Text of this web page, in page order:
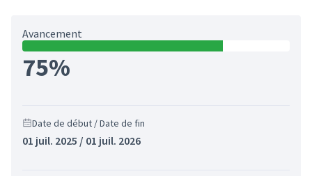
Avancement
75%
Date de début / Date de fin
01 juil. 2025 / 01 juil. 2026